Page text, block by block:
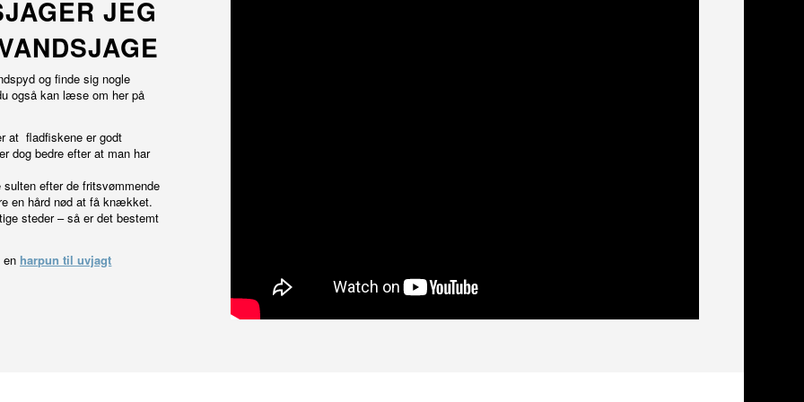
JEG
og finde sig nogle
også kan læse om her på
at fladfiskene er godt
dog bedre efter at man har
efter de fritsvømmende
en hård nød at få knækket.
steder – så er det bestemt
harpun til uvjagt